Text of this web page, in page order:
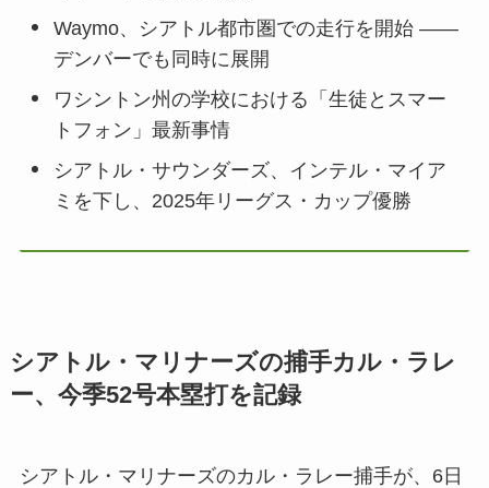
Waymo、シアトル都市圏での走行を開始 ——
デンバーでも同時に展開
ワシントン州の学校における「生徒とスマー
トフォン」最新事情
シアトル・サウンダーズ、インテル・マイア
ミを下し、2025年リーグス・カップ優勝
シアトル・マリナーズの捕手カル・ラレ
ー、今季52号本塁打を記録
シアトル・マリナーズのカル・ラレー捕手が、6日